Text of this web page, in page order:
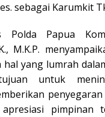
sebagai Karumkit
Polda Papua
M.K.P.
hal yang lumrah
untuk
pimpinan